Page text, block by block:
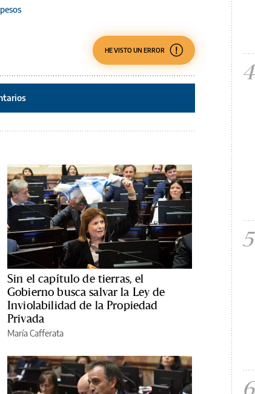
HE VISTO UN ERROR
Sin el capítulo de tierras, el
Gobierno busca salvar la Ley de
Inviolabilidad de la Propiedad
Privada
María Cafferata
4
5
6